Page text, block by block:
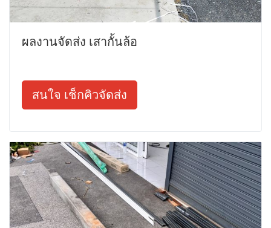
ผลงานจัดส่ง เสากั้นล้อ
สนใจ เช็กคิวจัดส่ง